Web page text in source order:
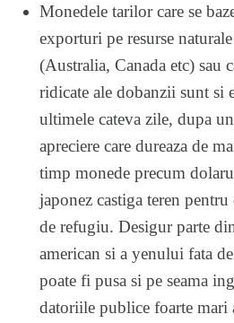
Monedele tarilor care se
exporturi pe resurse
(Australia, Canada etc) sau
ridicate ale dobanzii sunt si
ultimele cateva zile, dupa
apreciere care dureaza de
timp monede precum
japonez castiga teren
de refugiu. Desigur parte
american si a yenului fata
poate fi pusa si pe seama
datoriile publice foarte mari